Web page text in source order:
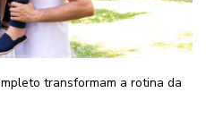
transformam a rotina da